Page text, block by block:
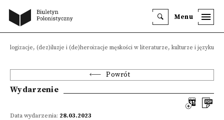
Menu
(dez)iluzje i (de)heroizacje męskości w literaturze, kulturze i języku
Powrót
Wydarzenie
Data wydarzenia: 28.03.2023